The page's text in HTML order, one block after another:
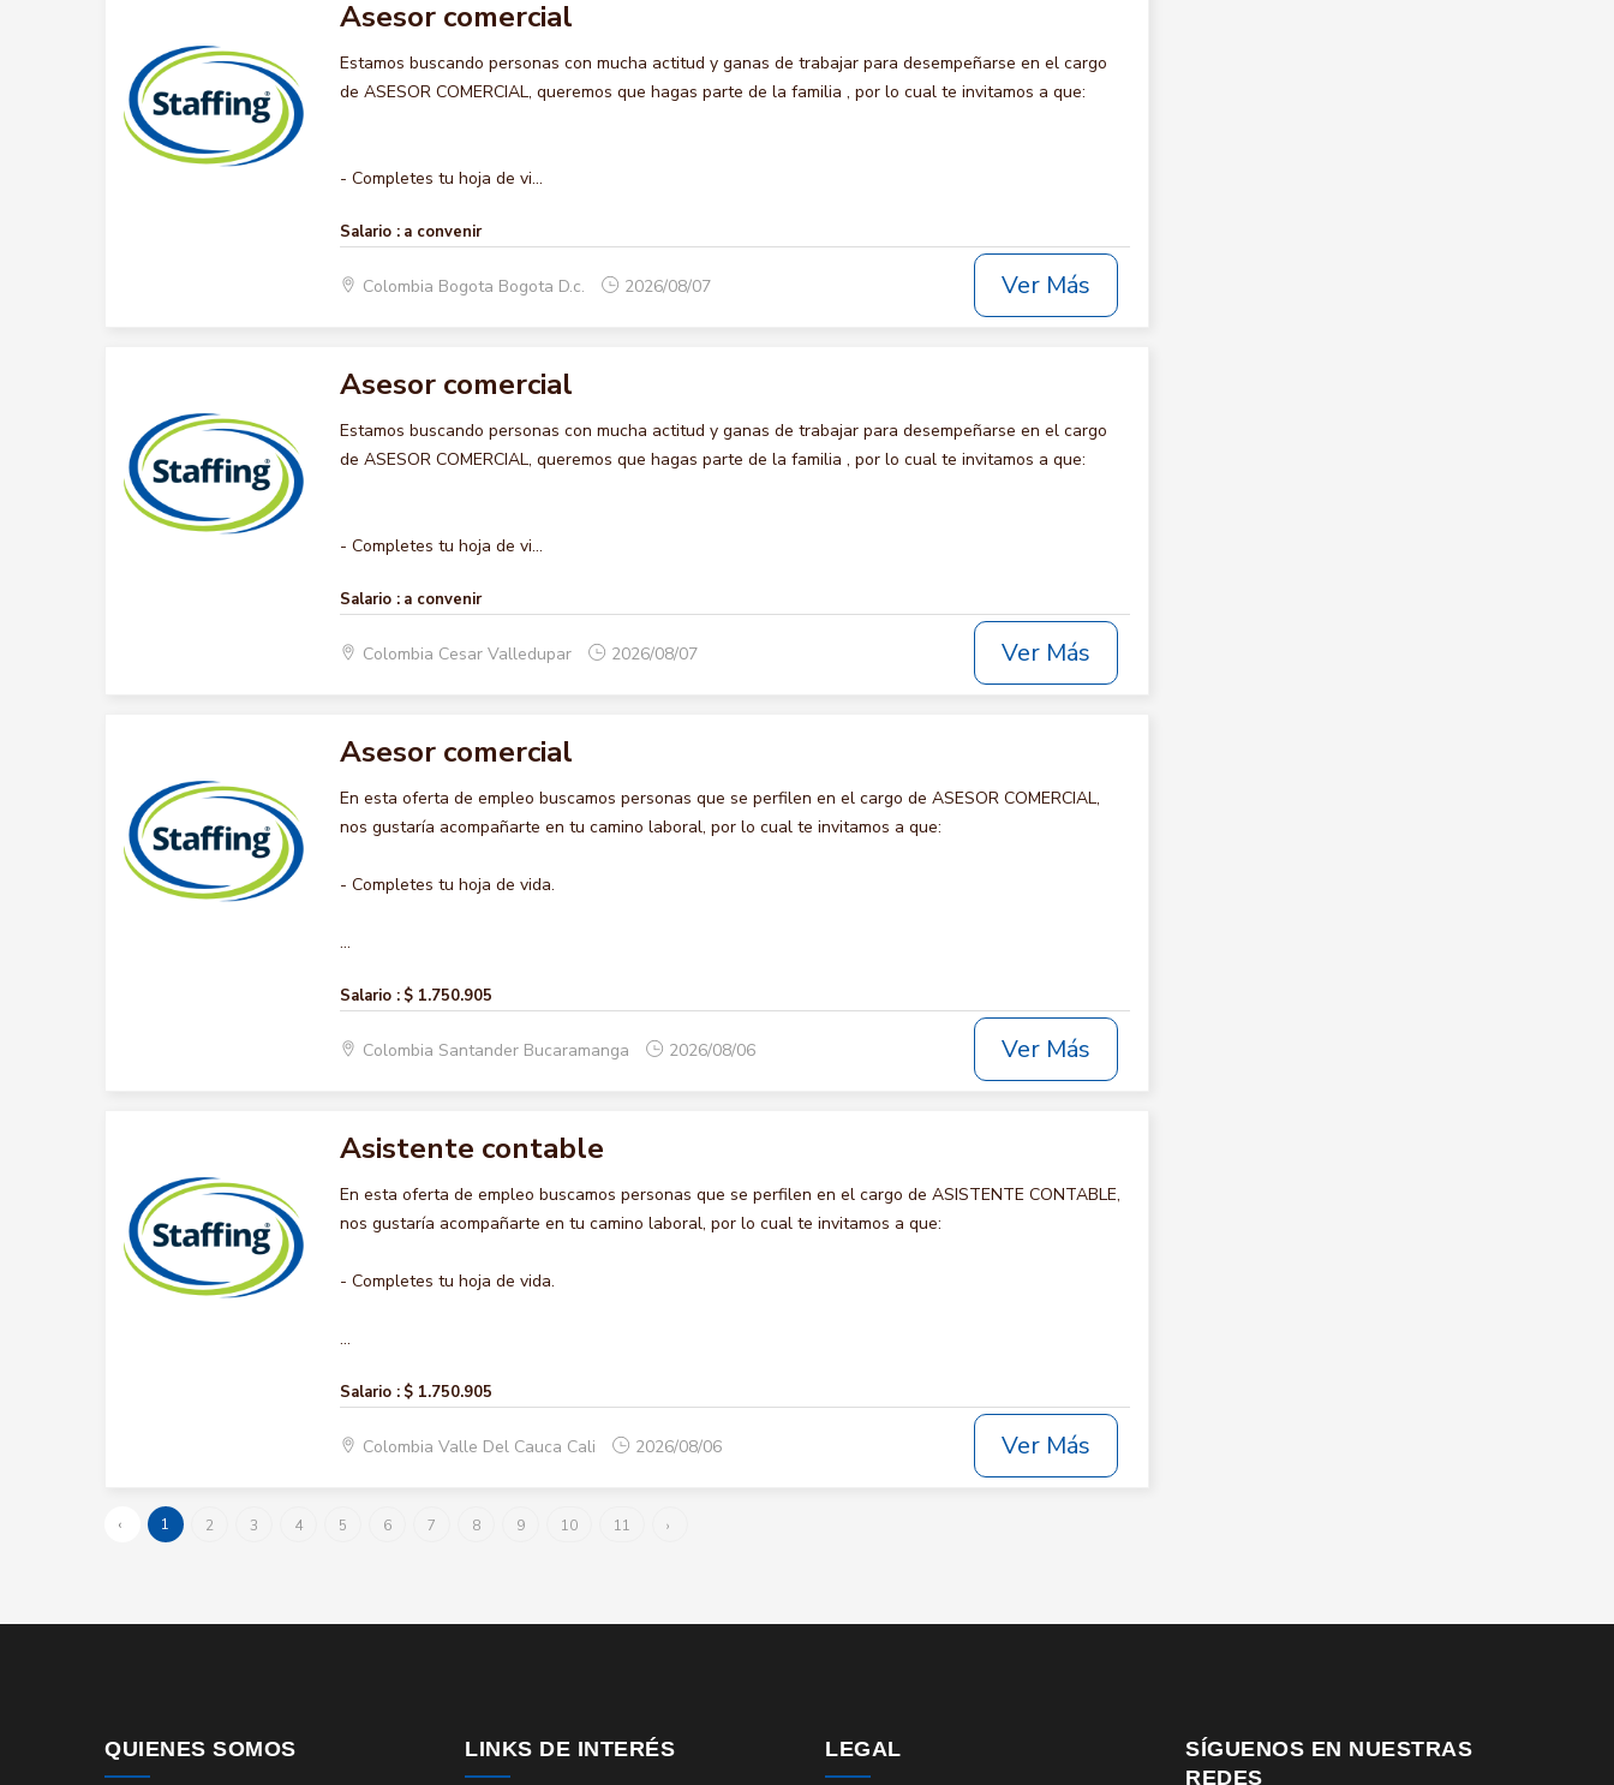
Asesor comercial
Estamos buscando personas con mucha actitud y ganas de trabajar para desempeñarse en el cargo
de ASESOR COMERCIAL, queremos que hagas parte de la familia , por lo cual te invitamos a que:
- Completes tu hoja de vi...
Salario : a convenir
Colombia Bogota Bogota D.c. 2026/08/07 Ver Más
Asesor comercial
Estamos buscando personas con mucha actitud y ganas de trabajar para desempeñarse en el cargo
de ASESOR COMERCIAL, queremos que hagas parte de la familia , por lo cual te invitamos a que:
- Completes tu hoja de vi...
Salario : a convenir
Colombia Cesar Valledupar 2026/08/07 Ver Más
Asesor comercial
En esta oferta de empleo buscamos personas que se perfilen en el cargo de ASESOR COMERCIAL,
nos gustaría acompañarte en tu camino laboral, por lo cual te invitamos a que:
- Completes tu hoja de vida.
...
Salario : $ 1.750.905
Colombia Santander Bucaramanga 2026/08/06 Ver Más
Asistente contable
En esta oferta de empleo buscamos personas que se perfilen en el cargo de ASISTENTE CONTABLE,
nos gustaría acompañarte en tu camino laboral, por lo cual te invitamos a que:
- Completes tu hoja de vida.
...
Salario : $ 1.750.905
Colombia Valle Del Cauca Cali 2026/08/06 Ver Más
‹ 1 2 3 4 5 6 7 8 9 10 11 ›
QUIENES SOMOS LINKS DE INTERÉS LEGAL
SÍGUENOS EN NUESTRAS
REDES